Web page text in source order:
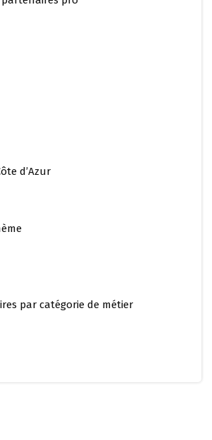
d’Azur
par catégorie de métier